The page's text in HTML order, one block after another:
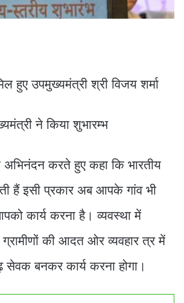
हुए उपमुख्यमंत्री श्री विजय शर्मा
ने किया शुभारम्भ
अभिनंदन करते हुए कहा कि भारतीय
हैं इसी प्रकार अब आपके गांव भी
कार्य करना है। व्यवस्था में
की आदत ओर व्यवहार त्र में
सेवक बनकर कार्य करना होगा।